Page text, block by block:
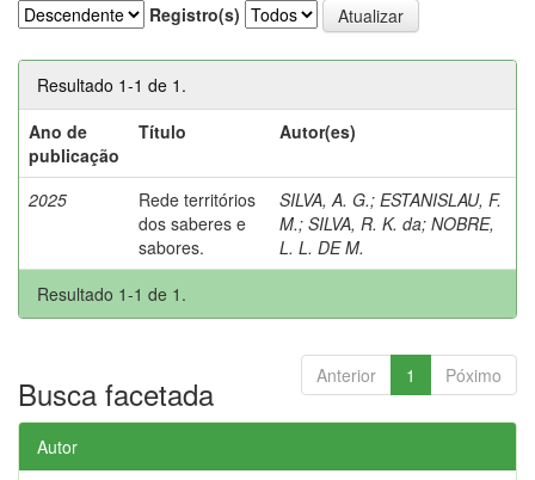
Registro(s)
Resultado 1-1 de 1.
Ano de
publicação
Título Autor(es)
2025
Rede territórios
dos saberes e
sabores.
SILVA, A. G.; ESTANISLAU, F.
M.; SILVA, R. K. da; NOBRE,
L. L. DE M.
Resultado 1-1 de 1.
Anterior 1 Póximo
Busca facetada
Autor